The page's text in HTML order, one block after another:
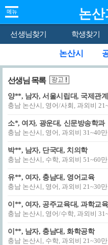
논산
선생님찾기 학생찾기
논산시
선생님 목록
양**, 남자, 서울시립대, 국제관계
충남 논산시, 영어/사회, 과외비
소*, 여자, 광운대, 신문방송학과
충남 논산시, 영어, 과외비 31~40만
박**, 남자, 단국대, 치의학
충남 논산시, 수학, 과외비 51~60만
유**, 여자, 충남대, 영어교육
충남 논산시, 영어, 과외비 21~30만
이**, 여자, 공주교육대, 과학교육
충남 논산시, 영어/수학, 과외비
이**, 남자, 충남대, 화학공학
충남 논산시, 수학, 과외비 21~30만